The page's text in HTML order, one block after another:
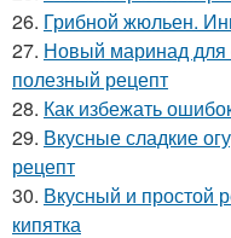
26. Грибной жюльен.
27. Новый маринад для
полезный рецепт
28. Как избежать
29. Вкусные сладкие
рецепт
30. Вкусный и простой
кипятка